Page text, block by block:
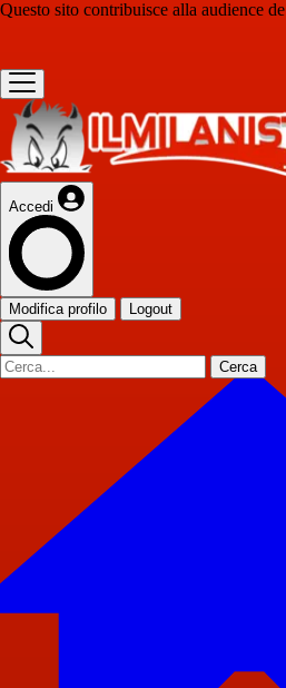
Questo sito contribuisce alla audience de
Accedi
Modifica profilo Logout
Cerca